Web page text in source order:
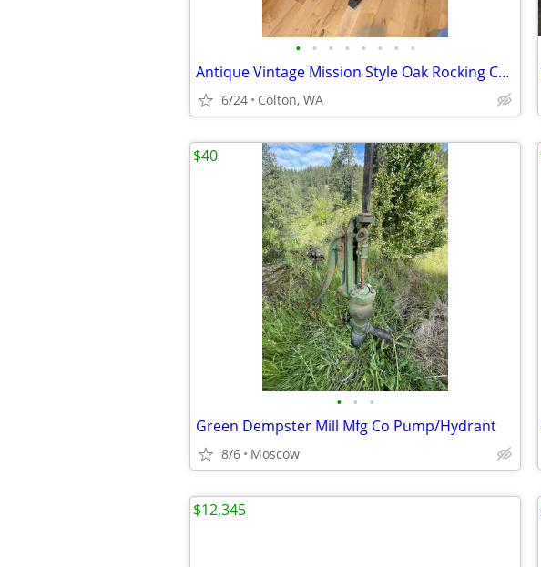
• • • • • • • •
Antique Vintage Mission Style Oak Rocking Chair
6/24 Colton, WA
• • •
Green Dempster Mill Mfg Co Pump/Hydrant
8/6 Moscow
$40
$12,345